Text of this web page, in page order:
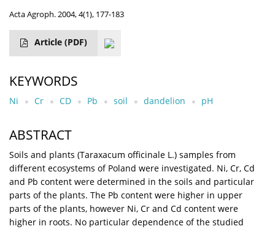
Acta Agroph. 2004, 4(1), 177-183
Article (PDF)
KEYWORDS
Ni Cr CD Pb soil dandelion pH
ABSTRACT
Soils and plants (Taraxacum officinale L.) samples from
different ecosystems of Poland were investigated. Ni, Cr, Cd
and Pb content were determined in the soils and particular
parts of the plants. The Pb content were higher in upper
parts of the plants, however Ni, Cr and Cd content were
higher in roots. No particular dependence of the studied